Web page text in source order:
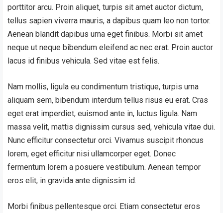
porttitor arcu. Proin aliquet, turpis sit amet auctor dictum,
tellus sapien viverra mauris, a dapibus quam leo non tortor.
Aenean blandit dapibus urna eget finibus. Morbi sit amet
neque ut neque bibendum eleifend ac nec erat. Proin auctor
lacus id finibus vehicula. Sed vitae est felis.
Nam mollis, ligula eu condimentum tristique, turpis urna
aliquam sem, bibendum interdum tellus risus eu erat. Cras
eget erat imperdiet, euismod ante in, luctus ligula. Nam
massa velit, mattis dignissim cursus sed, vehicula vitae dui.
Nunc efficitur consectetur orci. Vivamus suscipit rhoncus
lorem, eget efficitur nisi ullamcorper eget. Donec
fermentum lorem a posuere vestibulum. Aenean tempor
eros elit, in gravida ante dignissim id.
Morbi finibus pellentesque orci. Etiam consectetur eros